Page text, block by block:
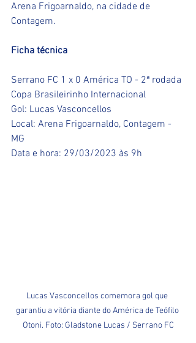
Arena Frigoarnaldo, na cidade de
Contagem.
Ficha técnica
Serrano FC 1 x 0 América TO - 2ª rodada
Copa Brasileirinho Internacional
Gol: Lucas Vasconcellos
Local: Arena Frigoarnaldo, Contagem -
MG
Data e hora: 29/03/2023 às 9h
Lucas Vasconcellos comemora gol que
garantiu a vitória diante do América de Teófilo
Otoni. Foto: Gladstone Lucas / Serrano FC